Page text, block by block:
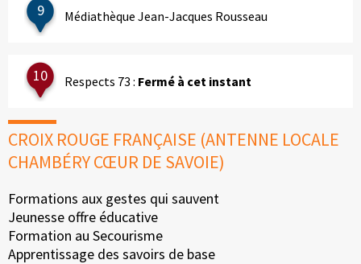
9 Médiathèque Jean-Jacques Rousseau
10 Respects 73 : Fermé à cet instant
CROIX ROUGE FRANÇAISE (ANTENNE LOCALE
CHAMBÉRY CŒUR DE SAVOIE)
Formations aux gestes qui sauvent
Jeunesse offre éducative
Formation au Secourisme
Apprentissage des savoirs de base